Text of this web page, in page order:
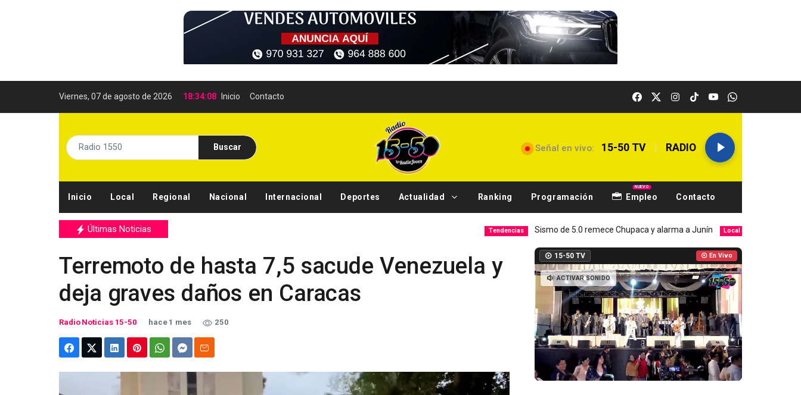
Viernes, 07 de agosto de 2026 18:34:10 Inicio Contacto
Buscar Señal en vivo: 15-50 TV | RADIO
Inicio Local Regional Nacional Internacional Deportes Actualidad Ranking Programación Empleo
NUEVO
Contacto
Últimas Noticias Sismo de 5.0 remece Chupaca y alarma a Junín Local Hospital El Carmen atiende
Terremoto de hasta 7,5 sacude Venezuela y
deja graves daños en Caracas
Radio Noticias 15-50 hace 1 mes 250
15-50 TV En Vivo
ACTIVAR SONIDO